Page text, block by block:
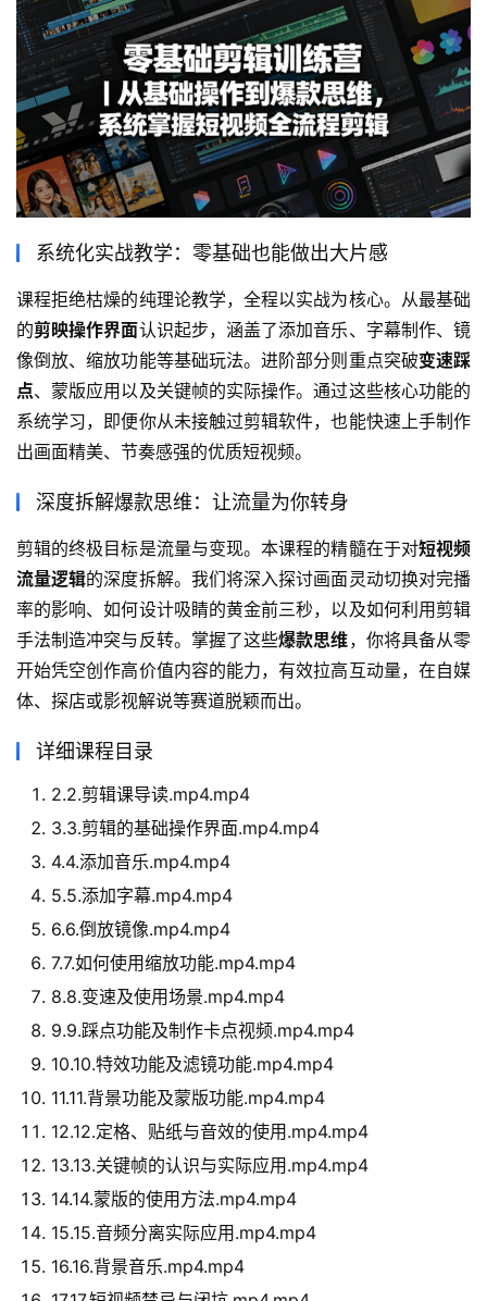
系统化实战教学：零基础也能做出大片感
课程拒绝枯燥的纯理论教学，全程以实战为核心。从最基础
的剪映操作界面认识起步，涵盖了添加音乐、字幕制作、镜
像倒放、缩放功能等基础玩法。进阶部分则重点突破变速踩
点、蒙版应用以及关键帧的实际操作。通过这些核心功能的
系统学习，即便你从未接触过剪辑软件，也能快速上手制作
出画面精美、节奏感强的优质短视频。
深度拆解爆款思维：让流量为你转身
剪辑的终极目标是流量与变现。本课程的精髓在于对短视频
流量逻辑的深度拆解。我们将深入探讨画面灵动切换对完播
率的影响、如何设计吸睛的黄金前三秒，以及如何利用剪辑
手法制造冲突与反转。掌握了这些爆款思维，你将具备从零
开始凭空创作高价值内容的能力，有效拉高互动量，在自媒
体、探店或影视解说等赛道脱颖而出。
详细课程目录
2.2.剪辑课导读.mp4.mp4
3.3.剪辑的基础操作界面.mp4.mp4
4.4.添加音乐.mp4.mp4
5.5.添加字幕.mp4.mp4
6.6.倒放镜像.mp4.mp4
7.7.如何使用缩放功能.mp4.mp4
8.8.变速及使用场景.mp4.mp4
9.9.踩点功能及制作卡点视频.mp4.mp4
10.10.特效功能及滤镜功能.mp4.mp4
11.11.背景功能及蒙版功能.mp4.mp4
12.12.定格、贴纸与音效的使用.mp4.mp4
13.13.关键帧的认识与实际应用.mp4.mp4
14.14.蒙版的使用方法.mp4.mp4
15.15.音频分离实际应用.mp4.mp4
16.16.背景音乐.mp4.mp4